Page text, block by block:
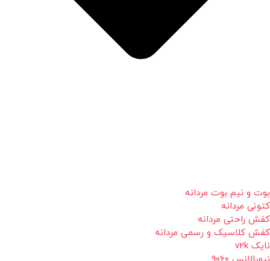
بوت و نیم بوت مردانه
کتونی مردانه
کفش راحتی مردانه
کفش کلاسیک و رسمی مردانه
نایک v2k